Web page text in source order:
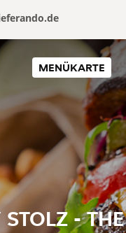
MENÜKARTE
-